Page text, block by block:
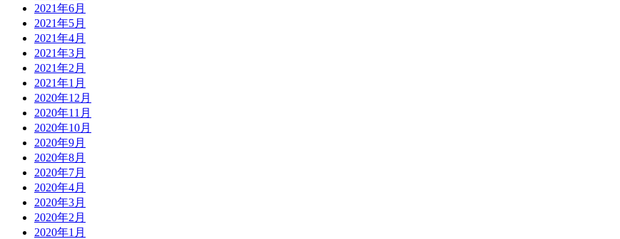
2021年6月
2021年5月
2021年4月
2021年3月
2021年2月
2021年1月
2020年12月
2020年11月
2020年10月
2020年9月
2020年8月
2020年7月
2020年4月
2020年3月
2020年2月
2020年1月